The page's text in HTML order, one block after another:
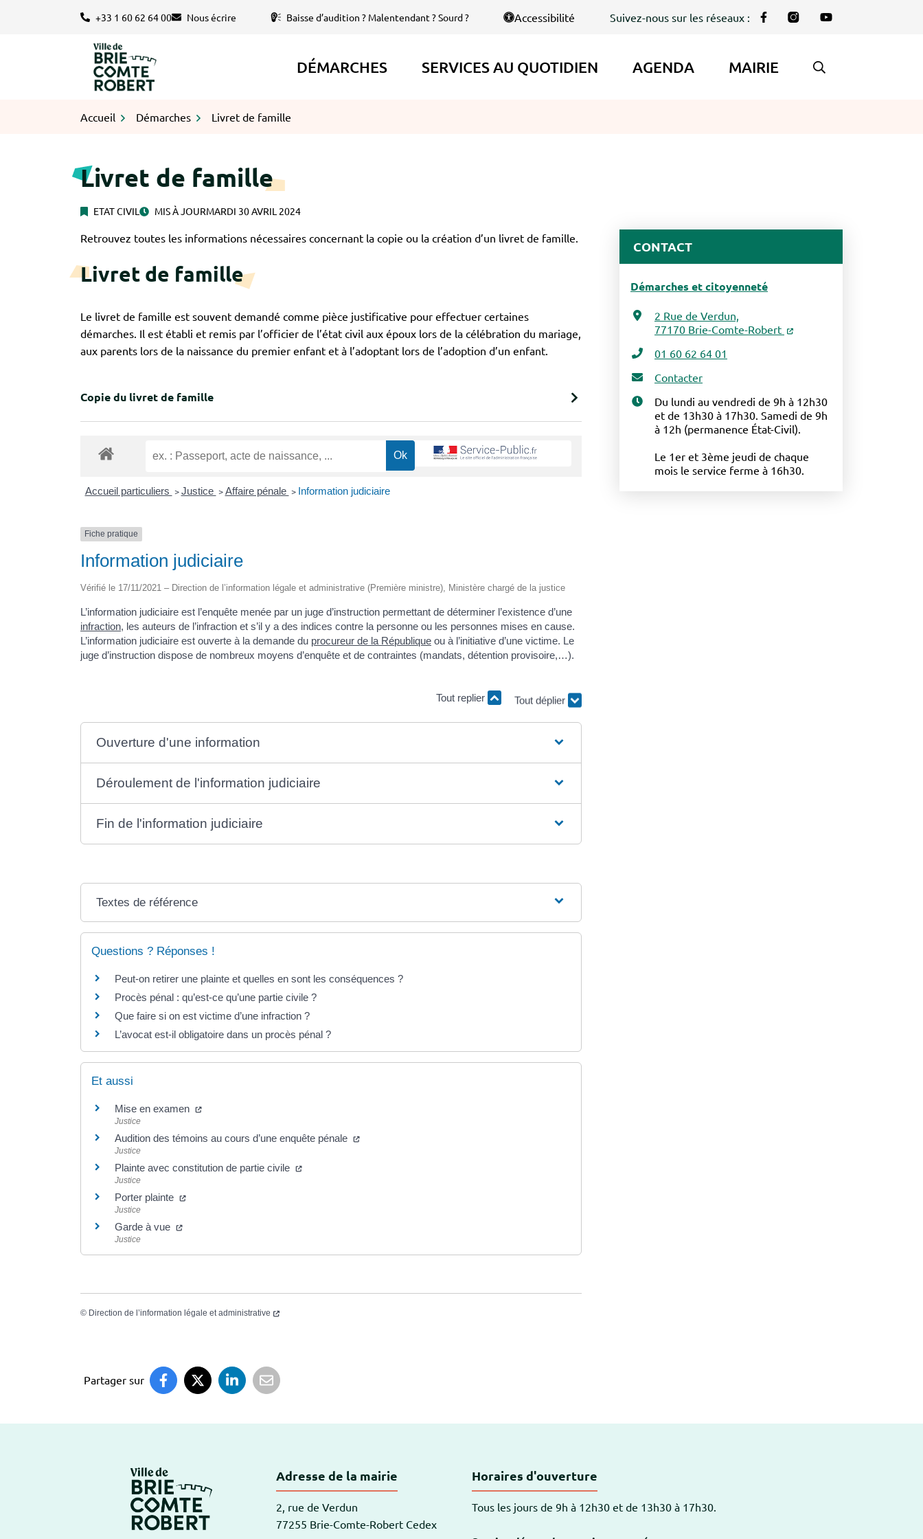
+33 1 60 62 64 00 Nous écrire Baisse d’audition ? Malentendant ? Sourd ? Accessibilité Suivez-nous sur les réseaux : Lien vers le compte Facebook
Lien vers le compte
Lien vers la chaîne
Logo Brie-Comte-Robert
DÉMARCHES SERVICES AU QUOTIDIEN AGENDA MAIRIE AFFICHER LA
Accueil Démarches Livret de famille
Livret de famille
ETAT CIVIL MIS À JOURMARDI 30 AVRIL 2024
Retrouvez toutes les informations nécessaires concernant la copie ou la création d’un livret de famille.
Livret de famille
Le livret de famille est souvent demandé comme pièce justificative pour effectuer certaines
démarches. Il est établi et remis par l’officier de l’état civil aux époux lors de la célébration du mariage,
aux parents lors de la naissance du premier enfant et à l’adoptant lors de l’adoption d’un enfant.
Copie du livret de famille
Accueil particuliers > Justice > Affaire pénale > Information judiciaire
Fiche pratique
Information judiciaire
Vérifié le 17/11/2021 – Direction de l’information légale et administrative (Première ministre), Ministère chargé de la justice
L’information judiciaire est l’enquête menée par un juge d’instruction permettant de déterminer l’existence d’une
infraction, les auteurs de l’infraction et s’il y a des indices contre la personne ou les personnes mises en cause.
L’information judiciaire est ouverte à la demande du procureur de la République ou à l’initiative d’une victime. Le
juge d’instruction dispose de nombreux moyens d’enquête et de contraintes (mandats, détention provisoire,…).
Tout replier
Tout déplier
Ouverture d'une information
Déroulement de l'information judiciaire
Fin de l'information judiciaire
Textes de référence
Questions ? Réponses !
Peut-on retirer une plainte et quelles en sont les conséquences ?
Procès pénal : qu’est-ce qu’une partie civile ?
Que faire si on est victime d’une infraction ?
L’avocat est-il obligatoire dans un procès pénal ?
Et aussi
Mise en examen
Justice
Audition des témoins au cours d’une enquête pénale
Justice
Plainte avec constitution de partie civile
Justice
Porter plainte
Justice
Garde à vue
Justice
© Direction de l’information légale et administrative
CONTACT
Démarches et citoyenneté
2 Rue de Verdun,
77170 Brie-Comte-Robert
01 60 62 64 01
Contacter
Du lundi au vendredi de 9h à 12h30
et de 13h30 à 17h30. Samedi de 9h
à 12h (permanence État-Civil).
Le 1er et 3ème jeudi de chaque
mois le service ferme à 16h30.
Partager sur
Logo Brie-Comte-Robert
Adresse de la mairie
2, rue de Verdun
77255 Brie-Comte-Robert Cedex
Horaires d'ouverture
Tous les jours de 9h à 12h30 et de 13h30 à 17h30.